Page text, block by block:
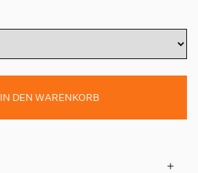
IN DEN WARENKORB